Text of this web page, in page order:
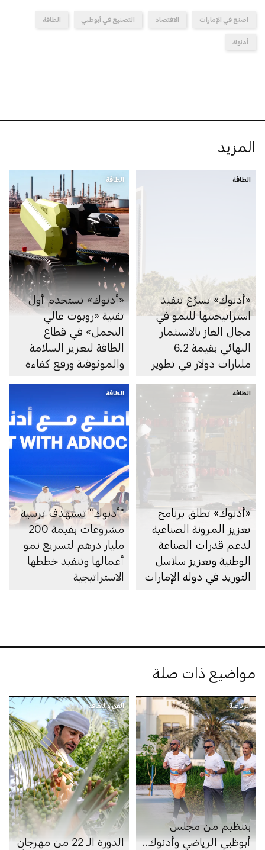
اصنع في الإمارات الاقتصاد التصنيع في أبوظبي الطاقة
أدنوك
المزيد
الطاقة
«أدنوك» تسرِّع تنفيذ
استراتيجيتها للنمو في
مجال الغاز بالاستثمار
النهائي بقيمة 6.2
مليارات دولار في تطوير
الشيف في أبوظبي
الطاقة
«أدنوك» تستخدم أول
تقنية «روبوت عالي
التحمل» في قطاع
الطاقة لتعزيز السلامة
والموثوقية ورفع كفاءة
الطاقة
«أدنوك» تطلق برنامج
تعزيز المرونة الصناعية
لدعم قدرات الصناعة
الوطنية وتعزيز سلاسل
التوريد في دولة الإمارات
الطاقة
"أدنوك" تستهدف ترسية
مشروعات بقيمة 200
مليار درهم لتسريع نمو
أعمالها وتنفيذ خططها
الاستراتيجية
مواضيع ذات صلة
الرياضة
بتنظيم من مجلس
أبوظبي الرياضي وأدنوك..
الفن والثقافة
الدورة الـ 22 من مهرجان